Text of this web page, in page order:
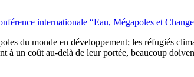
internationale “Eau, Mégapoles et
du monde en développement; les réfugiés
à un coût au-delà de leur portée, beaucoup